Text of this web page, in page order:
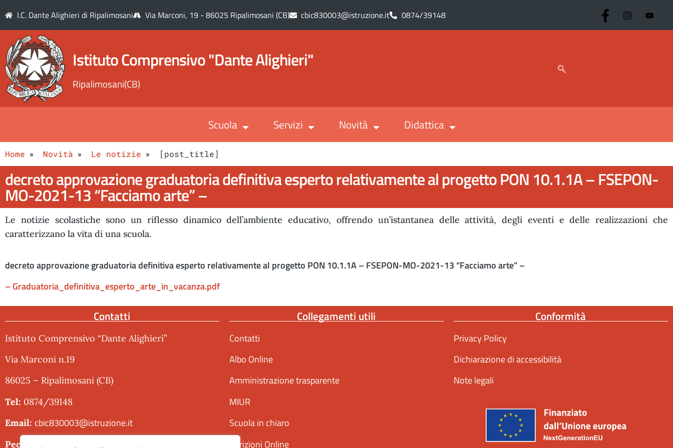
I.C. Dante Alighieri di Ripalimosani Via Marconi, 19 - 86025 Ripalimosani (CB) cbic830003@istruzione.it 0874/39148
Istituto Comprensivo "Dante Alighieri"
Ripalimosani(CB)
Scuola Servizi Novità Didattica
Home Novità Le notizie [post_title]
decreto approvazione graduatoria definitiva esperto relativamente al progetto PON 10.1.1A – FSEPON-
MO-2021-13 “Facciamo arte” –
Le notizie scolastiche sono un riflesso dinamico dell’ambiente educativo, offrendo un’istantanea delle attività, degli eventi e delle realizzazioni che
caratterizzano la vita di una scuola.
decreto approvazione graduatoria definitiva esperto relativamente al progetto PON 10.1.1A – FSEPON-MO-2021-13 “Facciamo arte” –
– Graduatoria_definitiva_esperto_arte_in_vacanza.pdf
Contatti
Istituto Comprensivo “Dante Alighieri”
Via Marconi n.19
86025 – Ripalimosani (CB)
Tel: 0874/39148
Email: cbic830003@istruzione.it
Pec: cbic830003@pec.istruzione.it
Collegamenti utili
Contatti
Albo Online
Amministrazione trasparente
MIUR
Scuola in chiaro
Iscrizioni Online
Conformità
Privacy Policy
Dichiarazione di accessibilità
Note legali